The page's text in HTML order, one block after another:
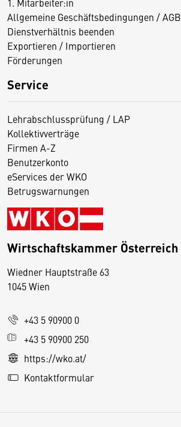
Allgemeine Geschäftsbedingungen / AGB
Dienstverhältnis beenden
Exportieren / Importieren
Förderungen
Service
Lehrabschlussprüfung / LAP
Kollektivverträge
Firmen A-Z
Benutzerkonto
eServices der WKO
Betrugswarnungen
Wirtschaftskammer Österreich
Wiedner Hauptstraße 63
1045 Wien
+43 5 90900 0
+43 5 90900 250
https://wko.at/
Kontaktformular
D
s
e
S
e